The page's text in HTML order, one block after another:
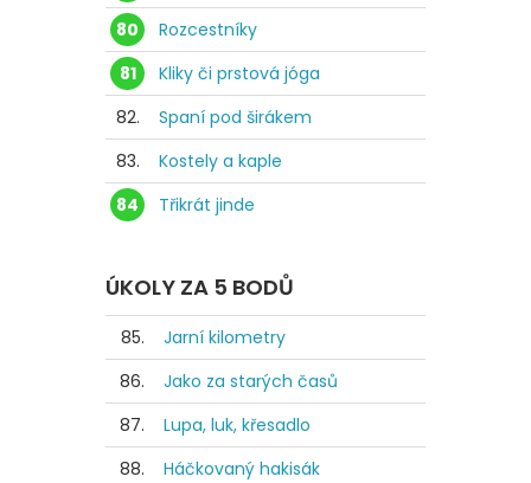
80
Rozcestníky
81
Kliky či prstová jóga
82.
Spaní pod širákem
83.
Kostely a kaple
84
Třikrát jinde
ÚKOLY ZA 5 BODŮ
85.
Jarní kilometry
86.
Jako za starých časů
87.
Lupa, luk, křesadlo
88.
Háčkovaný hakisák